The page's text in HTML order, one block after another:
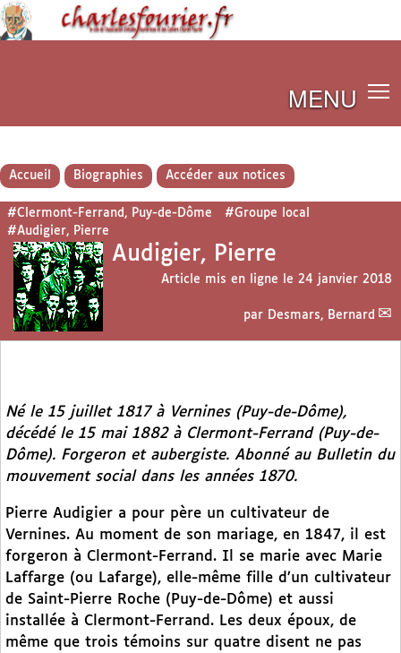
MENU
Accueil Biographies Accéder aux notices
#Clermont-Ferrand, Puy-de-Dôme
#Groupe local
#Audigier, Pierre
Audigier, Pierre
Article mis en ligne le 24 janvier 2018
par Desmars, Bernard
Né le 15 juillet 1817 à Vernines (Puy-de-Dôme),
décédé le 15 mai 1882 à Clermont-Ferrand (Puy-de-
Dôme). Forgeron et aubergiste. Abonné au Bulletin du
mouvement social dans les années 1870.
Pierre Audigier a pour père un cultivateur de
Vernines. Au moment de son mariage, en 1847, il est
forgeron à Clermont-Ferrand. Il se marie avec Marie
Laffarge (ou Lafarge), elle-même fille d’un cultivateur
de Saint-Pierre Roche (Puy-de-Dôme) et aussi
installée à Clermont-Ferrand. Les deux époux, de
même que trois témoins sur quatre disent ne pas